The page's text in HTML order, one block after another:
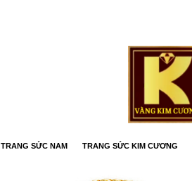
TRANG SỨC NAM TRANG SỨC KIM CƯƠNG